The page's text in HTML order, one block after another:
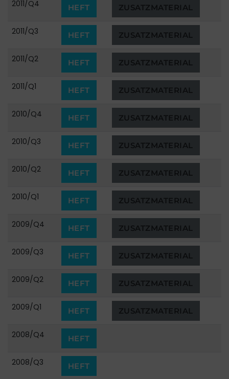
2011/Q4 HEFT ZUSATZMATERIAL
2011/Q3 HEFT ZUSATZMATERIAL
2011/Q2 HEFT ZUSATZMATERIAL
2011/Q1 HEFT ZUSATZMATERIAL
2010/Q4 HEFT ZUSATZMATERIAL
2010/Q3 HEFT ZUSATZMATERIAL
2010/Q2 HEFT ZUSATZMATERIAL
2010/Q1 HEFT ZUSATZMATERIAL
2009/Q4 HEFT ZUSATZMATERIAL
2009/Q3 HEFT ZUSATZMATERIAL
2009/Q2 HEFT ZUSATZMATERIAL
2009/Q1 HEFT ZUSATZMATERIAL
2008/Q4 HEFT
2008/Q3 HEFT